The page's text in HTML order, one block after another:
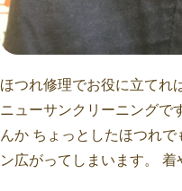
ほつれ修理でお役に立てれ
ニューサンクリーニングで
んか ちょっとしたほつれ
ン広がってしまいます。